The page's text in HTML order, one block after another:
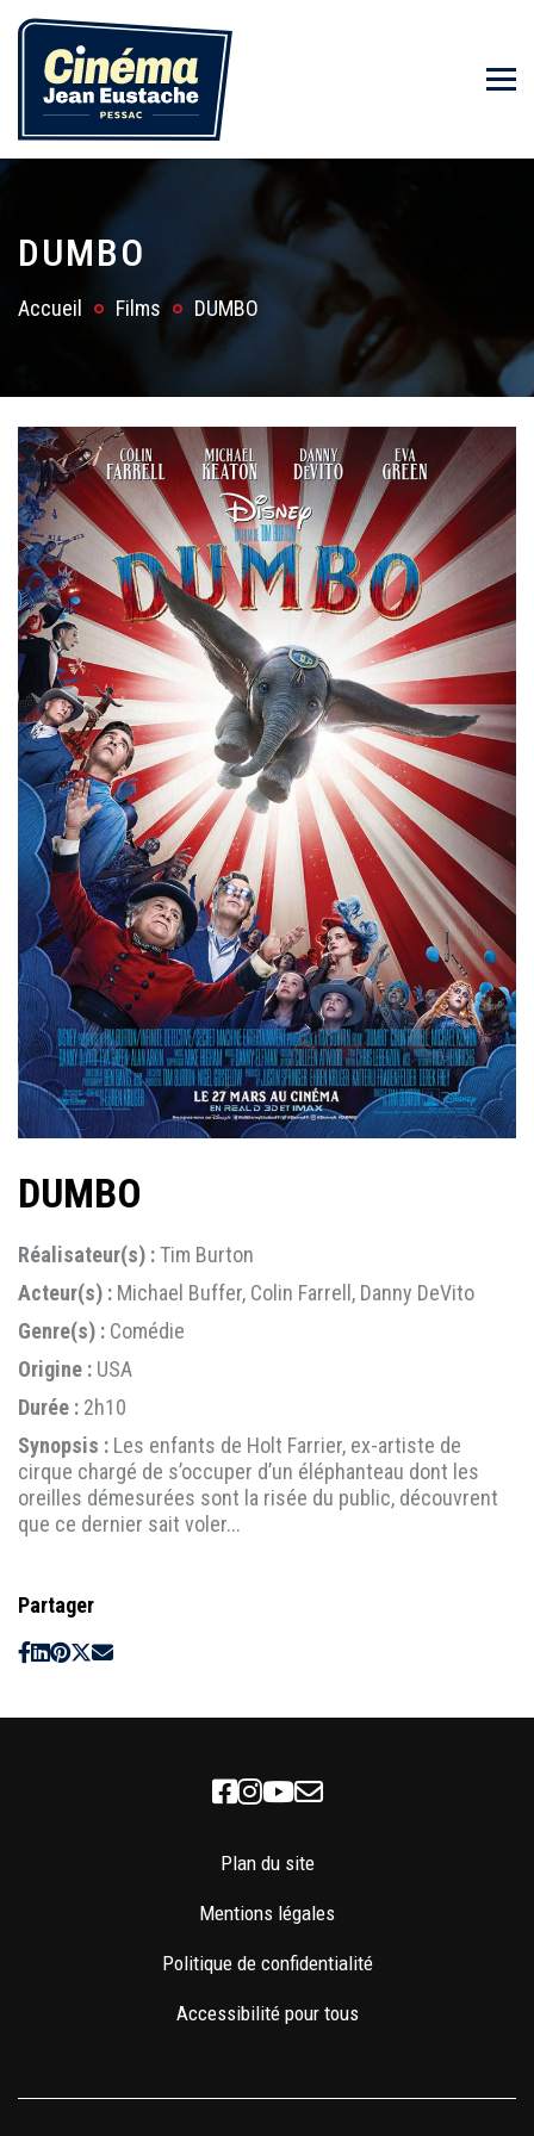
DUMBO
Accueil Films DUMBO
DUMBO
Réalisateur(s) :Tim Burton
Acteur(s) : Michael Buffer, Colin Farrell, Danny DeVito
Genre(s) : Comédie
Origine : USA
Durée : 2h10
Synopsis : Les enfants de Holt Farrier, ex-artiste de
cirque chargé de s’occuper d’un éléphanteau dont les
oreilles démesurées sont la risée du public, découvrent
que ce dernier sait voler...
Partager
Facebook
Instagram
Youtube
Newsletter
Plan du site
Mentions légales
Politique de confidentialité
Accessibilité pour tous